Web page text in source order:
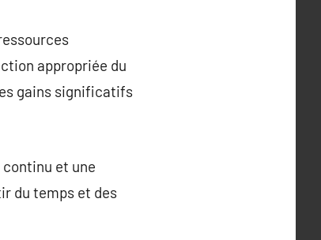
appropriée du
gains significatifs
et une
du temps et des